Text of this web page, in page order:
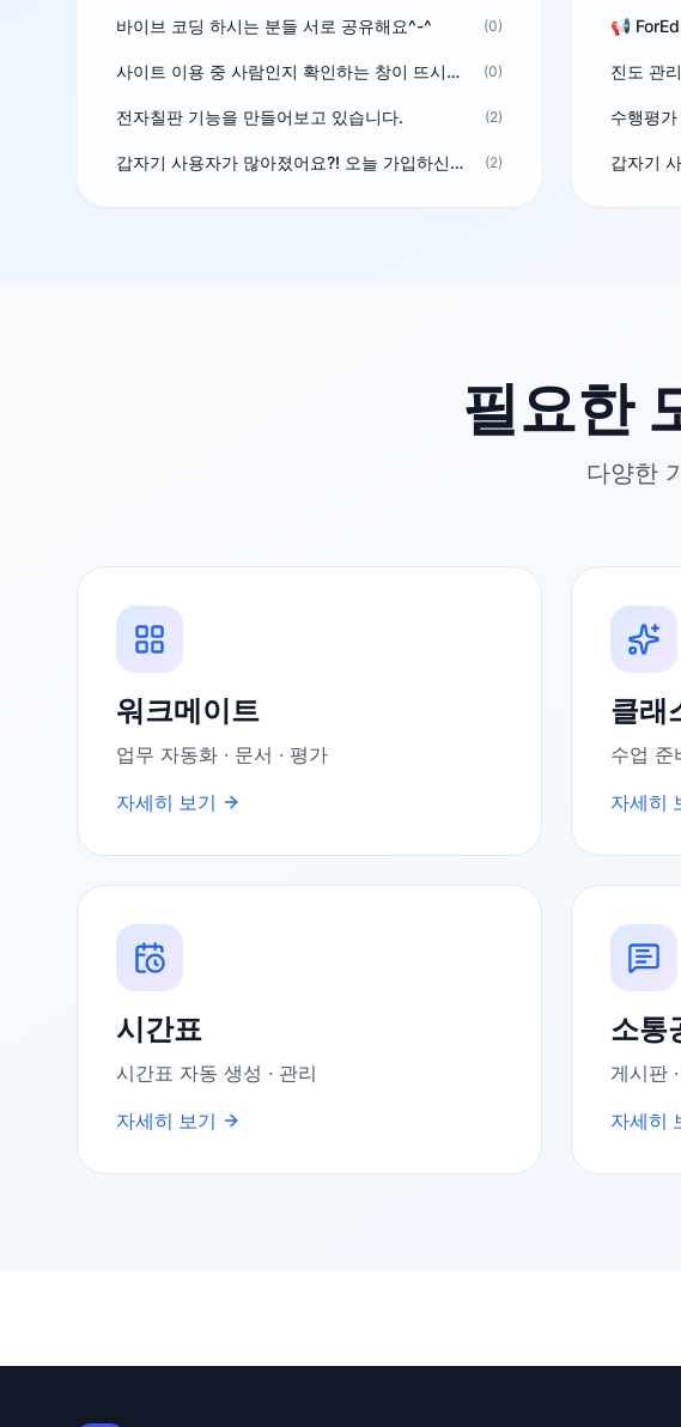
바이브 코딩 하시는 분들 서로 공유해요^-^ (0)
사이트 이용 중 사람인지 확인하는 창이 뜨시는 분은 알려주세요 (0)
전자칠판 기능을 만들어보고 있습니다. (2)
갑자기 사용자가 많아졌어요?! 오늘 가입하신분^^ (2)
진도 관
수행평
필요한
다양한
워크메이트
업무 자동화 · 문서 · 평가
자세히 보기
클래
수업 준
자세히
시간표
시간표 자동 생성 · 관리
자세히 보기
소통
게시판
자세히